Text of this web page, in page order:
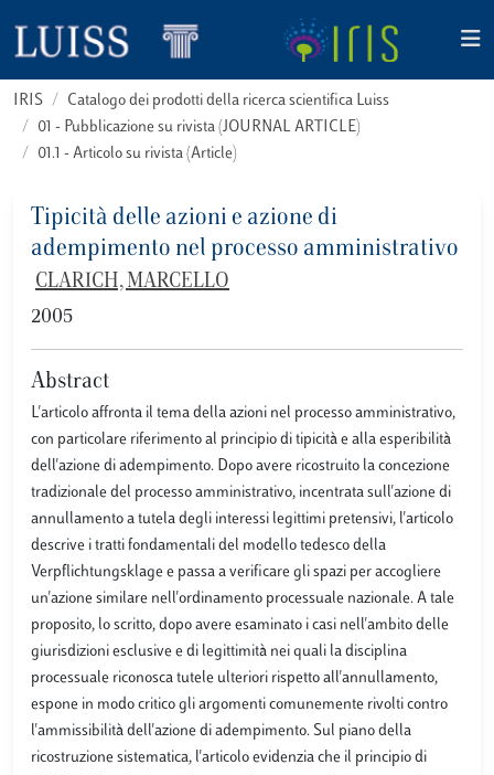
IRIS
Catalogo dei prodotti della ricerca scientifica Luiss
01 - Pubblicazione su rivista (JOURNAL ARTICLE)
01.1 - Articolo su rivista (Article)
Tipicità delle azioni e azione di
adempimento nel processo amministrativo
CLARICH, MARCELLO
2005
Abstract
L'articolo affronta il tema della azioni nel processo amministrativo,
con particolare riferimento al principio di tipicità e alla esperibilità
dell'azione di adempimento. Dopo avere ricostruito la concezione
tradizionale del processo amministrativo, incentrata sull'azione di
annullamento a tutela degli interessi legittimi pretensivi, l'articolo
descrive i tratti fondamentali del modello tedesco della
Verpflichtungsklage e passa a verificare gli spazi per accogliere
un'azione similare nell'ordinamento processuale nazionale. A tale
proposito, lo scritto, dopo avere esaminato i casi nell'ambito delle
giurisdizioni esclusive e di legittimità nei quali la disciplina
processuale riconosca tutele ulteriori rispetto all'annullamento,
espone in modo critico gli argomenti comunemente rivolti contro
l'ammissibilità dell'azione di adempimento. Sul piano della
ricostruzione sistematica, l'articolo evidenzia che il principio di